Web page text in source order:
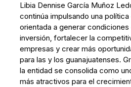
Libia Dennise García Muñoz
continúa impulsando una
orientada a generar
inversión, fortalecer la
empresas y crear más
para las y los guanajuatenses.
la entidad se consolida como
más atractivos para el